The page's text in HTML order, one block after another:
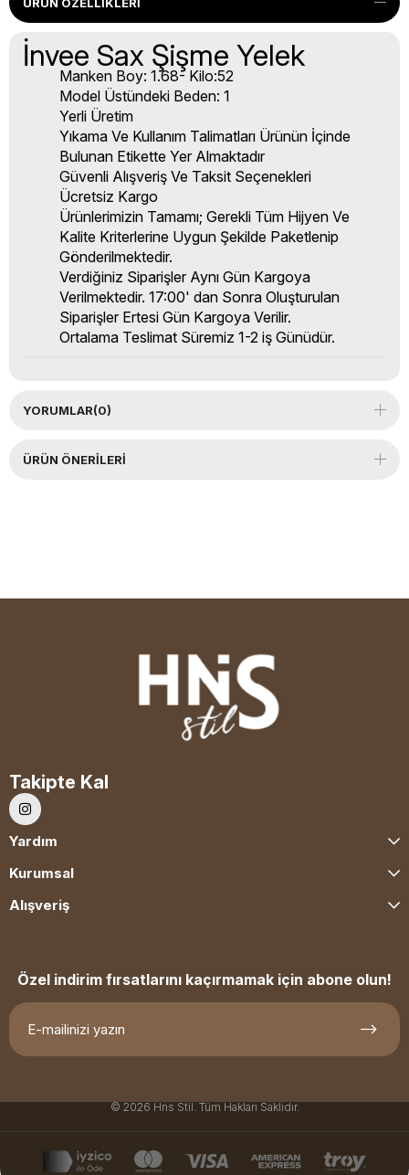
ÜRÜN ÖZELLIKLERI
İnvee Sax Şişme Yelek
Manken Boy: 1.68- Kilo:52
Model Üstündeki Beden: 1
Yerli Üretim
Yıkama Ve Kullanım Talimatları Ürünün İçinde
Bulunan Etikette Yer Almaktadır
Güvenli Alışveriş Ve Taksit Seçenekleri
Ücretsiz Kargo
Ürünlerimizin Tamamı; Gerekli Tüm Hijyen Ve
Kalite Kriterlerine Uygun Şekilde Paketlenip
Gönderilmektedir.
Verdiğiniz Siparişler Aynı Gün Kargoya
Verilmektedir. 17:00' dan Sonra Oluşturulan
Siparişler Ertesi Gün Kargoya Verilir.
Ortalama Teslimat Süremiz 1-2 iş Günüdür.
YORUMLAR(0)
ÜRÜN ÖNERILERI
Takipte Kal
Yardım
Kurumsal
Alışveriş
Özel indirim fırsatlarını kaçırmamak için abone olun!
© 2026 Hns Stil. Tüm Hakları Saklıdır.